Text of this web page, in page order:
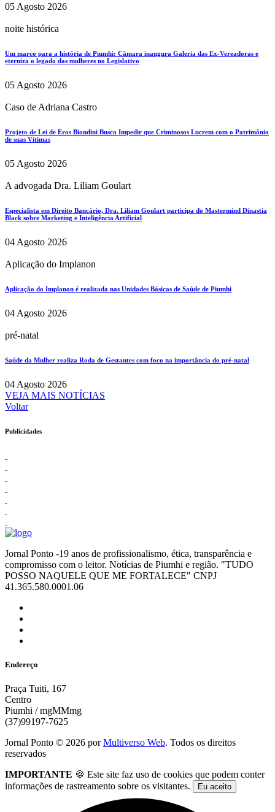
05 Agosto 2026
noite histórica
Um marco para a história de Piumhi: Câmara inaugura Galeria das Ex-Vereadoras e
eterniza o legado das mulheres no Legislativo
05 Agosto 2026
Caso de Adriana Castro
Projeto de Lei de Eros Biondini Busca Impedir que Criminosos Lucrem com o Patrimônio
de suas Vítimas
05 Agosto 2026
A advogada Dra. Liliam Goulart
Especialista em Direito Bancário, Dra. Liliam Goulart participa do Mastermind Dinastia
Black sobre Marketing e Inteligência Artificial
04 Agosto 2026
Aplicação do Implanon
Aplicação do Implanon é realizada nas Unidades Básicas de Saúde de Piumhi
04 Agosto 2026
pré-natal
Saúde da Mulher realiza Roda de Gestantes com foco na importância do pré-natal
04 Agosto 2026
VEJA MAIS NOTÍCIAS
Voltar
Publicidades
Jornal Ponto -19 anos de profissionalismo, ética, transparência e
compromisso com o leitor. Notícias de Piumhi e região. "TUDO
POSSO NAQUELE QUE ME FORTALECE" CNPJ
41.365.580.0001.06
Endereço
Praça Tuiti, 167
Centro
Piumhi / mgMMmg
(37)99197-7625
Jornal Ponto © 2026 porMultiverso Web. Todos os direitos
reservados
IMPORTANTE 🍪 Este site faz uso de cookies que podem conter
informações de rastreamento sobre os visitantes.
Eu aceito